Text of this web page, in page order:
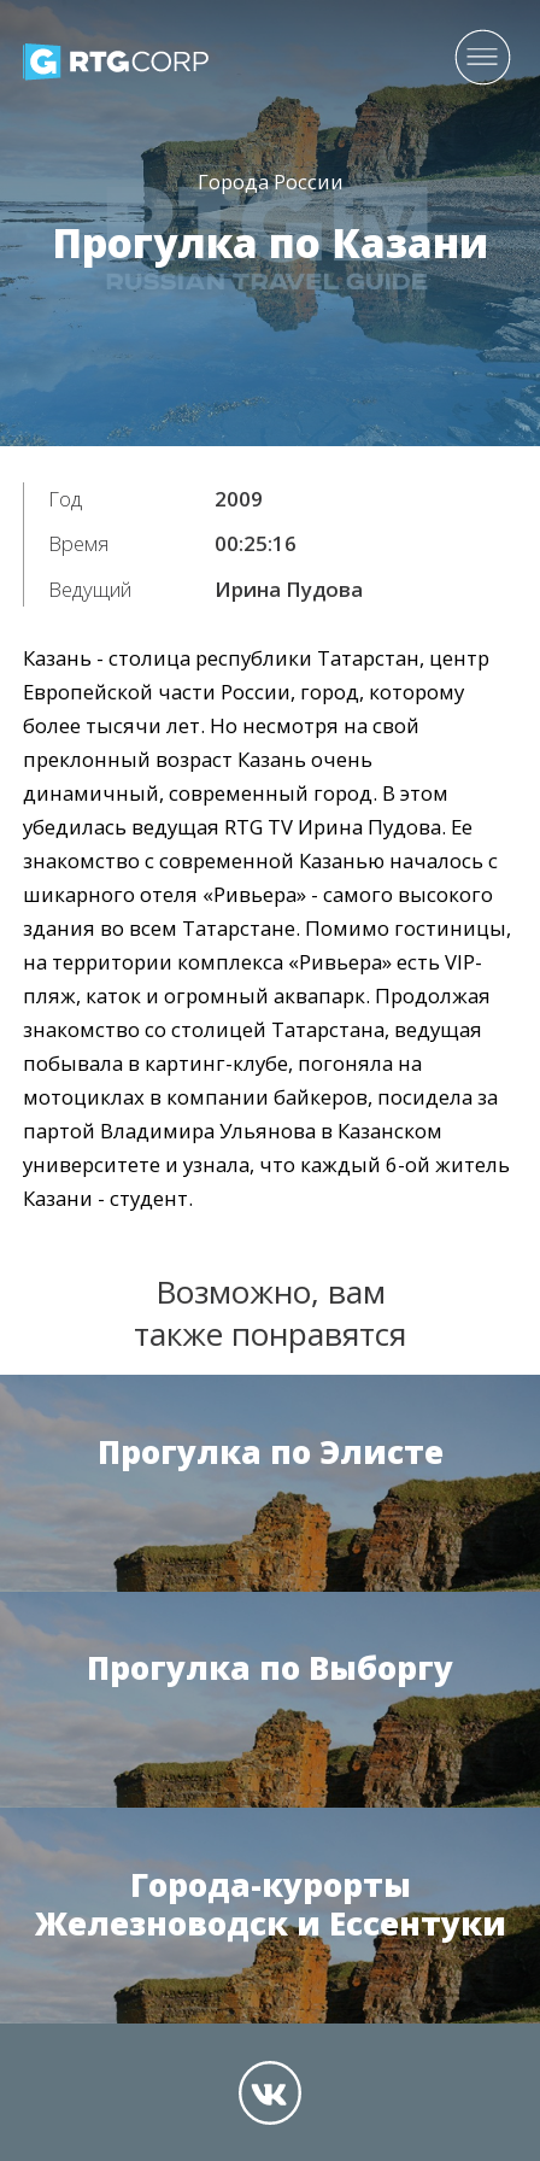
Города России
Прогулка по Казани
Год
2009
Время
00:25:16
Ведущий
Ирина Пудова
Казань - столица республики Татарстан, центр
Европейской части России, город, которому
более тысячи лет. Но несмотря на свой
преклонный возраст Казань очень
динамичный, современный город. В этом
убедилась ведущая RTG TV Ирина Пудова. Ее
знакомство с современной Казанью началось с
шикарного отеля «Ривьера» - самого высокого
здания во всем Татарстане. Помимо гостиницы,
на территории комплекса «Ривьера» есть VIP-
пляж, каток и огромный аквапарк. Продолжая
знакомство со столицей Татарстана, ведущая
побывала в картинг-клубе, погоняла на
мотоциклах в компании байкеров, посидела за
партой Владимира Ульянова в Казанском
университете и узнала, что каждый 6-ой житель
Казани - студент.
Возможно, вам
также понравятся
Прогулка по Элисте
Прогулка по Выборгу
Города-курорты
Железноводск и Ессентуки